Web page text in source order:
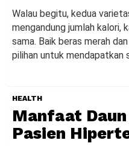
Walau begitu, kedua
mengandung jumlah kalori,
sama. Baik beras merah
pilihan untuk mendapatkan
HEALTH
Manfaat
Pasien